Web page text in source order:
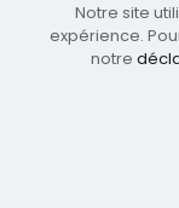
Notre site
expérience.
notre